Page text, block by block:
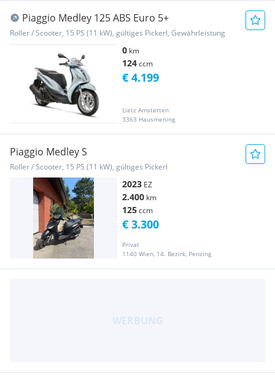
Piaggio Medley 125 ABS Euro 5+
Roller / Scooter, 15 PS (11 kW), gültiges Pickerl, Gewährleistung
0 km
124ccm
Lietz Amstetten
3363 Hausmening
€ 4.199
Piaggio Medley S
Roller / Scooter, 15 PS (11 kW), gültiges Pickerl
2023 EZ
2.400 km
125ccm
Privat
1140 Wien, 14. Bezirk, Penzing
€ 3.300